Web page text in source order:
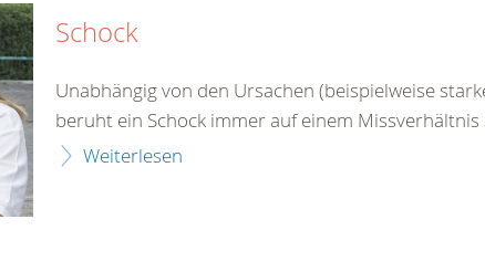
Schock
Unabhängig von den Ursachen (beispielweise
beruht ein Schock immer auf einem
Weiterlesen